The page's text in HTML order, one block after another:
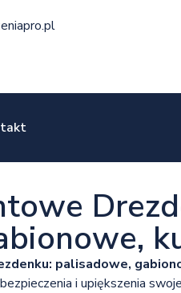
palisadowe,
i upiększenia